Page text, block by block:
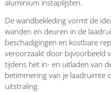
aluminium instaplijsten.
De wandbekleding vormt de
wanden en deuren in de
beschadigingen en kostbare
veroorzaakt door bijvoorbeeld
tijdens het in- en uitladen van
betimmering van je laadruimte
uitstraling.